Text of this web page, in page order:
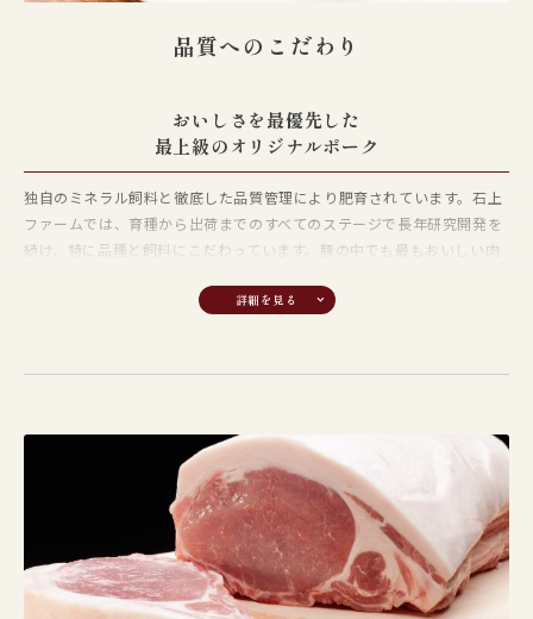
くいつも清潔。豚はのびのびと走り回れるため、ストレスも少なく、健
生産履歴の徹底管理
（トレーサビリティ）
出荷される豚は、各豚舎にある管理カードにより生産履歴を記録・管理
を徹底しています。誕生・導入農場・ワクチン接種履歴等を記録し、安
品質へのこだわり
おいしさを最優先した
最上級のオリジナルポーク
独自のミネラル飼料と徹底した品質管理により肥育されています。石上
ファームでは、育種から出荷までのすべてのステージで長年研究開発を
続け、特に品種と飼料にこだわっています。豚の中でも最もおいしい肉
飼料に飼料米を15%以上の割合で配合し、ミネラル入り酵素飼料を加
豚種の中でも食べておいしいのは、ヨークシャー種。石上ファームでは
この大ヨークシャー種を母豚系の基本品種とし、ランドレース、父系デ
ュロックの3品種を全て肉質重視を目的に原種豚牧場で育種事業を展開
自家製飼料 “ライフパワー”